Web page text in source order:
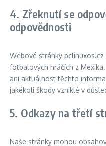
4. Zřeknutí se
odpovědnosti
Webové stránky
fotbalových hráčích z
ani aktuálnost těchto
jakékoli škody vzniklé v
5. Odkazy na třetí
Naše stránky mohou